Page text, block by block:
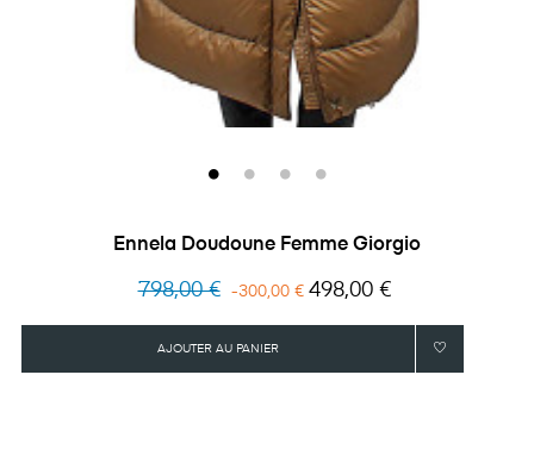
Ennela Doudoune Femme Giorgio
Prix
798,00 € -300,00 € Prix
498,00 €
AJOUTER AU PANIER